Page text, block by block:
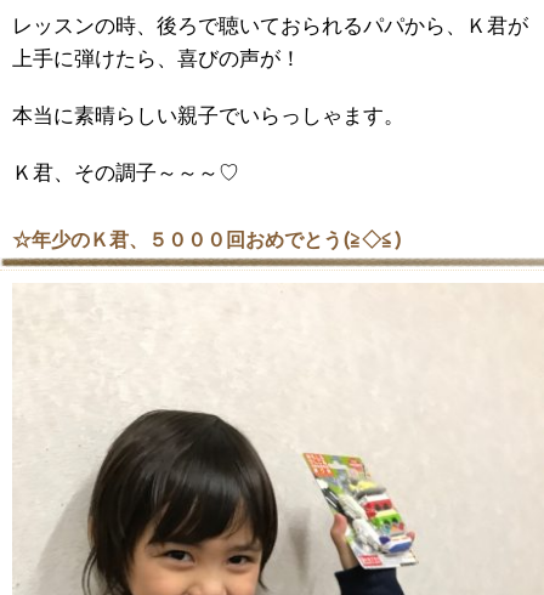
レッスンの時、後ろで聴いておられるパパから、Ｋ君が
上手に弾けたら、喜びの声が！
本当に素晴らしい親子でいらっしゃます。
Ｋ君、その調子～～～♡
☆年少のＫ君、５０００回おめでとう(≧◇≦)